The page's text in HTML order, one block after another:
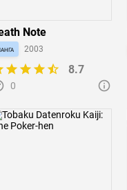
Note
2003
8.7
0